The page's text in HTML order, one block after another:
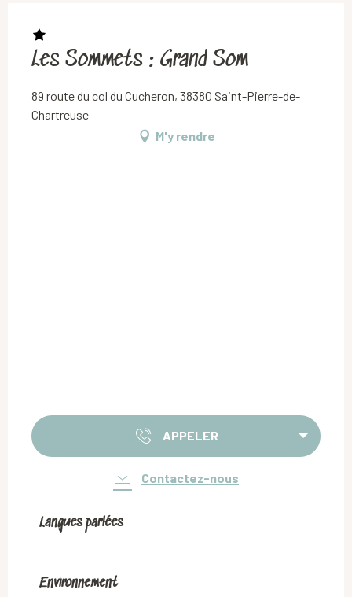
Les Sommets : Grand Som
89 route du col du Cucheron, 38380 Saint-Pierre-de-
Chartreuse
M'y rendre
APPELER
Contactez-nous
Langues parlées
Langues parlées
Environnement
Environnement